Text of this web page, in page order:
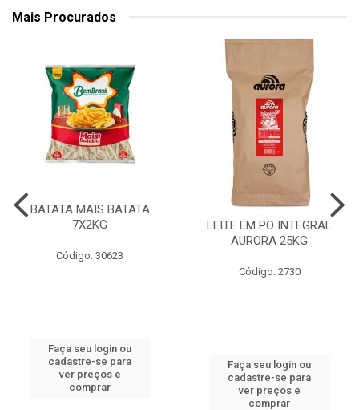
Mais Procurados
BATATA MAIS BATATA
7X2KG
Código: 30623
Faça seu login ou
cadastre-se para
ver preços e
comprar
LEITE EM PO INTEGRAL
AURORA 25KG
Código: 2730
Faça seu login ou
cadastre-se para
ver preços e
comprar